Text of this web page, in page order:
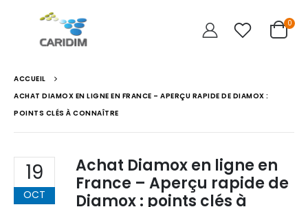
0
ACCUEIL
ACHAT DIAMOX EN LIGNE EN FRANCE – APERÇU RAPIDE DE DIAMOX :
POINTS CLÉS À CONNAÎTRE
19
OCT
Achat Diamox en ligne en
France – Aperçu rapide de
Diamox : points clés à